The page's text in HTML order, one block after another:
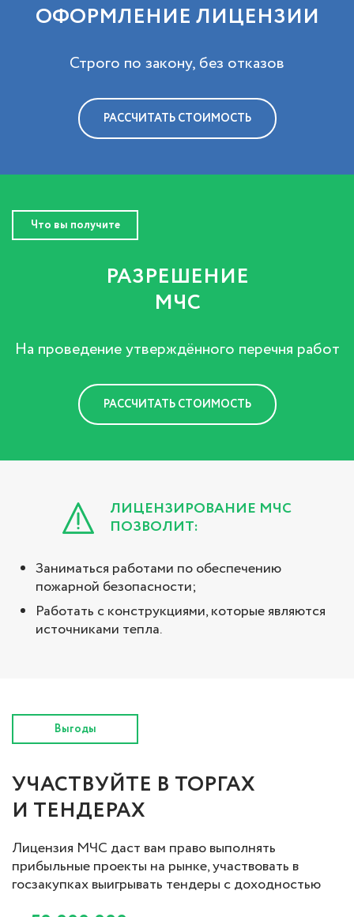
ОФОРМЛЕНИЕ ЛИЦЕНЗИИ
Строго по закону, без отказов
РАССЧИТАТЬ СТОИМОСТЬ
Что вы получите
РАЗРЕШЕНИЕ
МЧС
На проведение утверждённого перечня работ
РАССЧИТАТЬ СТОИМОСТЬ
ЛИЦЕНЗИРОВАНИЕ МЧС
ПОЗВОЛИТ:
Заниматься работами по обеспечению
пожарной безопасности;
Работать с конструкциями, которые являются
источниками тепла.
Выгоды
УЧАСТВУЙТЕ В ТОРГАХ
И ТЕНДЕРАХ
Лицензия МЧС даст вам право выполнять
прибыльные проекты на рынке, участвовать в
госзакупках выигрывать тендеры с доходностью